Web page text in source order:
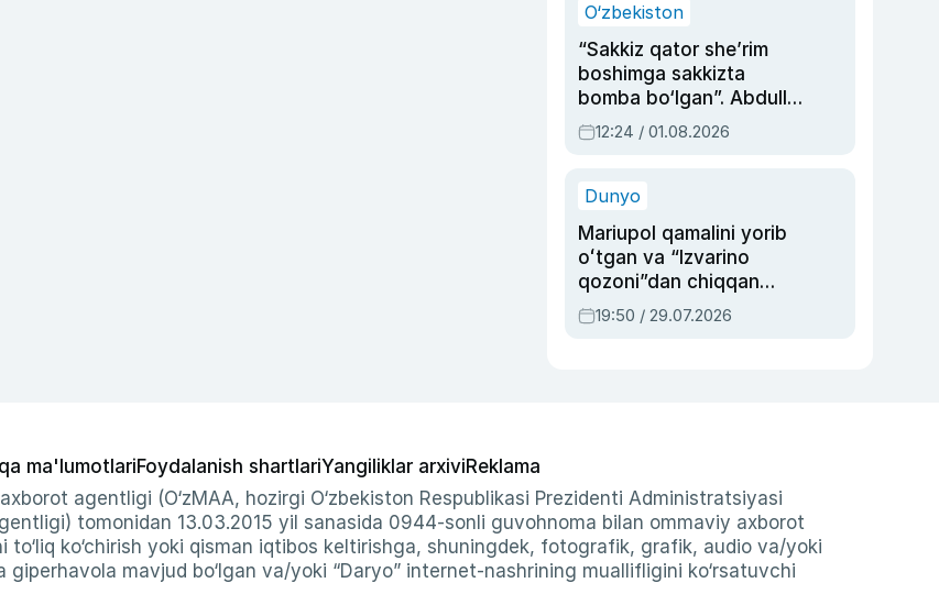
O‘zbekiston
“Sakkiz qator she’rim
boshimga sakkizta
bomba bo‘lgan”. Abdulla
Oripovni siyosiy
ayblovlardan asrab
12:24 / 01.08.2026
Dunyo
Mariupol qamalini yorib
oʻtgan va “Izvarino
qozoni”dan chiqqan
qahramon — Ukraina
armiyasi bosh
19:50 / 29.07.2026
ma'lumotlariFoydalanish shartlariYangiliklar arxiviReklama
agentligi (O‘zMAA, hozirgi O‘zbekiston Respublikasi Prezidenti Administratsiyasi
tomonidan 13.03.2015 yil sanasida 0944-sonli guvohnoma bilan ommaviy axborot
ko‘chirish yoki qisman iqtibos keltirishga, shuningdek, fotografik, grafik, audio va/yoki
mavjud bo‘lgan va/yoki “Daryo” internet-nashrining muallifligini ko‘rsatuvchi